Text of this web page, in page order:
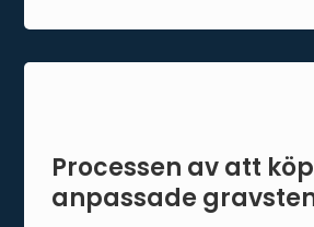
Processen av att
anpassade